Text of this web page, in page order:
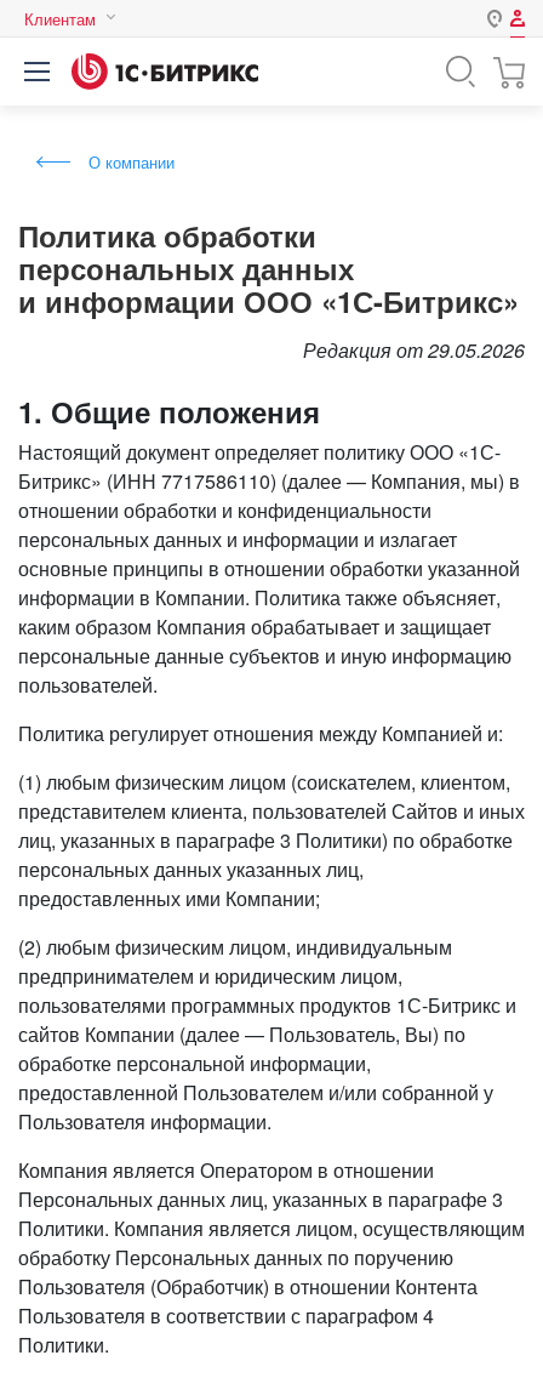
Клиентам
Авторизация
Пароль
Запомнить меня на этом
Забыли свой пароль?
или войдите с помощью
О компании
Политика обработки
персональных данных
и информации ООО «1С-Битрикс»
Редакция от 29.05.2026
1. Общие положения
Настоящий документ определяет политику ООО «1С-
Битрикс» (ИНН 7717586110) (далее — Компания, мы) в
отношении обработки и конфиденциальности
персональных данных и информации и излагает
основные принципы в отношении обработки указанной
информации в Компании. Политика также объясняет,
каким образом Компания обрабатывает и защищает
персональные данные субъектов и иную информацию
пользователей.
Политика регулирует отношения между Компанией и:
(1) любым физическим лицом (соискателем, клиентом,
представителем клиента, пользователей Сайтов и иных
лиц, указанных в параграфе 3 Политики) по обработке
персональных данных указанных лиц,
предоставленных ими Компании;
(2) любым физическим лицом, индивидуальным
предпринимателем и юридическим лицом,
пользователями программных продуктов 1С-Битрикс и
сайтов Компании (далее — Пользователь, Вы) по
обработке персональной информации,
предоставленной Пользователем и/или собранной у
Пользователя информации.
Компания является Оператором в отношении
Персональных данных лиц, указанных в параграфе 3
Политики. Компания является лицом, осуществляющим
обработку Персональных данных по поручению
Пользователя (Обработчик) в отношении Контента
Пользователя в соответствии с параграфом 4
Политики.